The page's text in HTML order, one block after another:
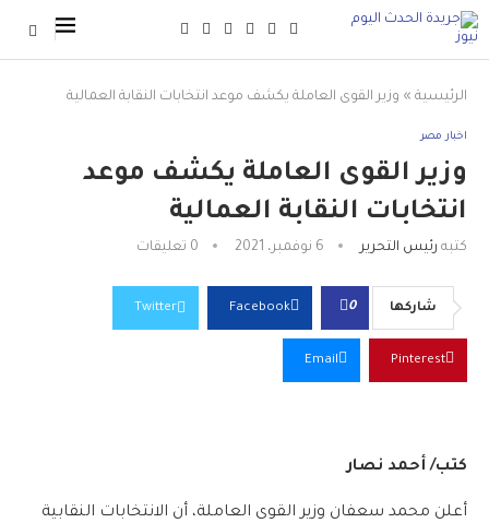
الرئيسية » وزير القوى العاملة يكشف موعد انتخابات النقابة العمالية
اخبار مصر
وزير القوى العاملة يكشف موعد
انتخابات النقابة العمالية
كتبه رئيس التحرير 6 نوفمبر، 2021 0 تعليقات
شاركها 0
Facebook
Twitter
Pinterest
Email
كتب/ أحمد نصار
أعلن محمد سعفان وزير القوى العاملة، أن الانتخابات النقابية